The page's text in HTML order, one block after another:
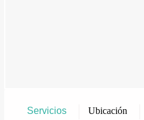
Servicios Ubicación